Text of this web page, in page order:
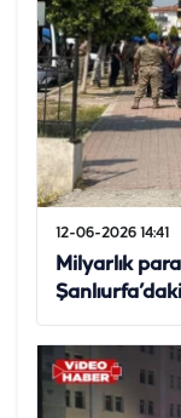
12-06-2026 14:41
Milyarlık